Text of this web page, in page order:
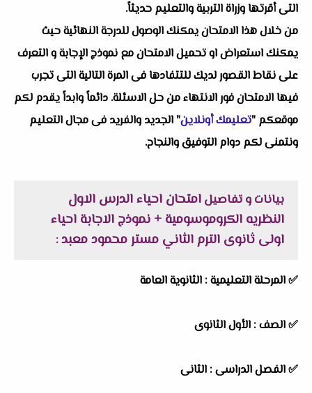
التى أقرتها وزراة التربية والتعليم حديثاً.
من خلال هذا الامتحان يمكنك الوصول للدرجة النهائية حيث
يمكنك استعراض او تحميل الامتحان مع نموذج الإجابة و التعرف
على نقاط القصور لديك للتتفادها فى المرة التالية التى تجرب
فيها الامتحان فور الانتهاء من حل الاسئلة. دائماً وابداً يقدم لكم
موقعكم "تعليمك أونلاين" الجديد والفريد فى مجال التعليم
ونتمنى لكم دوام التوفيق والنجاح.
بيانات و تفاصيلامتحان احياء الدرس الاول
النظريه الكروموسومية + نموذج الاجابة احياء
اولى ثانوى الترم الثاني مستر محمود معبد:
✅المرحلة التعليمية : الثانوية العامة
✅الصف : الأول الثانوى
✅الفصل الدراسى : الثانى